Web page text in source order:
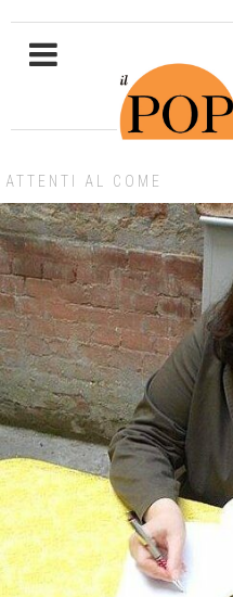
ATTENTI AL COME